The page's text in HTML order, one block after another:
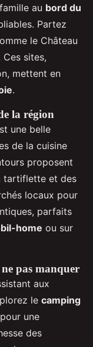
au bord du
Partez
le Château
Ces sites,
mettent en
.
la région
une belle
de la cuisine
proposent
tartiflette et des
locaux pour
parfaits
home ou sur
pas manquer
aux
le camping
une
des